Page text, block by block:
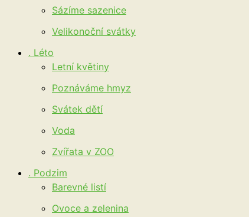
Sázíme sazenice
Velikonoční svátky
. Léto
Letní květiny
Poznáváme hmyz
Svátek dětí
Voda
Zvířata v ZOO
. Podzim
Barevné listí
Ovoce a zelenina